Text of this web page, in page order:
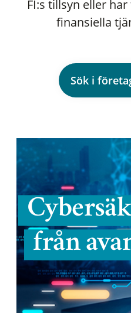
FI:s tillsyn eller
finansiella
Sök i
från